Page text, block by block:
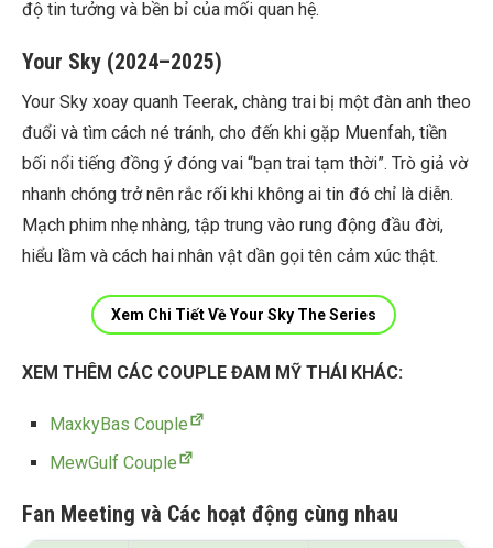
độ tin tưởng và bền bỉ của mối quan hệ.
Your Sky (2024–2025)
Your Sky xoay quanh Teerak, chàng trai bị một đàn anh theo
đuổi và tìm cách né tránh, cho đến khi gặp Muenfah, tiền
bối nổi tiếng đồng ý đóng vai “bạn trai tạm thời”. Trò giả vờ
nhanh chóng trở nên rắc rối khi không ai tin đó chỉ là diễn.
Mạch phim nhẹ nhàng, tập trung vào rung động đầu đời,
hiểu lầm và cách hai nhân vật dần gọi tên cảm xúc thật.
Xem Chi Tiết Về Your Sky The Series
XEM THÊM CÁC COUPLE ĐAM MỸ THÁI KHÁC:
MaxkyBas Couple
MewGulf Couple
Fan Meeting và Các hoạt động cùng nhau